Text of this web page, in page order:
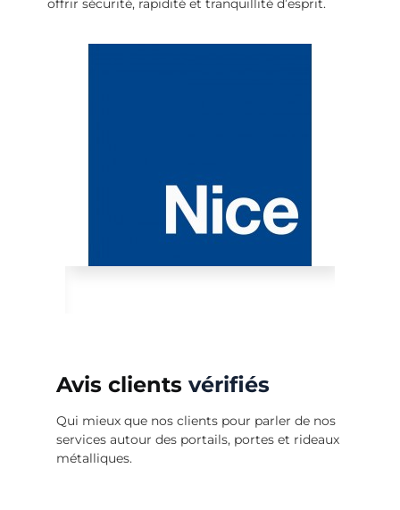
offrir sécurité, rapidité et tranquillité d’esprit.
Avis clients vérifiés
Qui mieux que nos clients pour parler de nos
services autour des portails, portes et rideaux
métalliques.